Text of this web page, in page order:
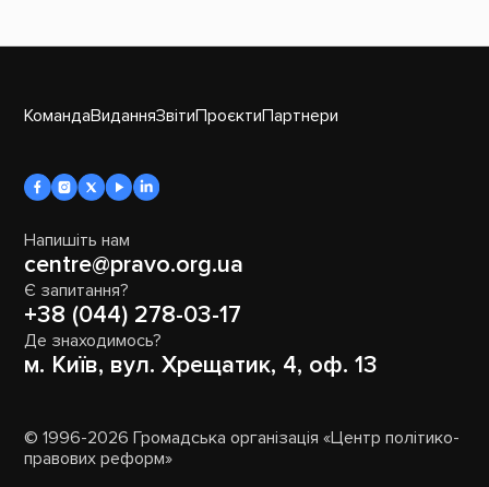
КомандаВиданняЗвітиПроєктиПартнери
Напишіть нам
centre@pravo.org.ua
Є запитання?
+38 (044) 278-03-17
Де знаходимось?
м. Київ, вул. Хрещатик, 4, оф. 13
© 1996-2026 Громадська організація «Центр політико-
правових реформ»